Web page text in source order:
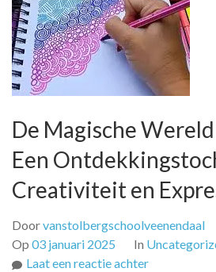
De Magische
Een
Creativiteit en
Doorvanstolbergschoolveenendaal
Op 03 januari 2025 In
Laat een reactie achterop